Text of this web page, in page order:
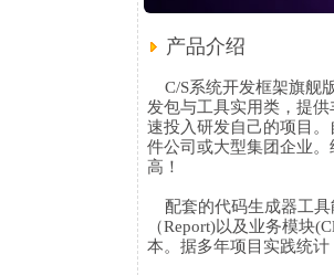
产品介绍
C/S系统开发框架旗舰
发包与工具实用类，提
速投入研发自己的项目
件公司或大型集团企业
高！
配套的代码生成器工具
（Report)以及业务模块
本。据多年项目实践统